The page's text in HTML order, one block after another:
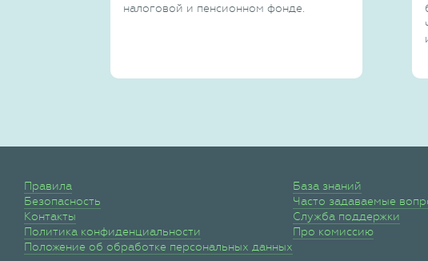
налоговой и пенсионном фонде.
Правила
Безопасность
Контакты
Политика конфиденциальности
Положение об обработке персональных данных
База знаний
Часто задаваемые
Служба поддержки
Про комиссию